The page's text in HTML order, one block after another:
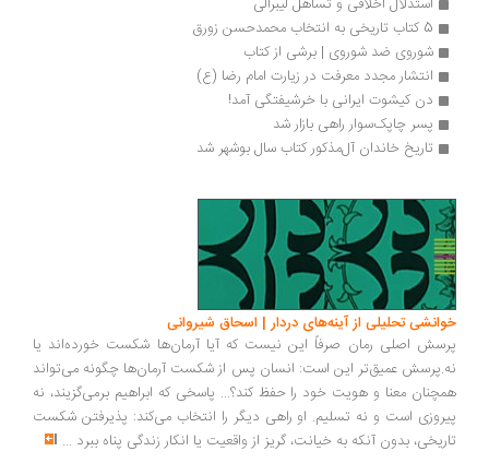
شوروی ضد شوروی | برشی از کتاب
انتشار مجدد معرفت در زیارت امام رضا (ع)
دن کیشوت ایرانی با خرشیفتگی آمد!
پسر چاپک‌سوار راهی بازار شد
تاریخ خاندان آل‌مذکور کتاب سال بوشهر شد
تحلیلی از آینه‌های دردار | اسحاق شیروانی
اصلی رمان صرفاً این نیست که آیا آرمان‌ها شکست خورده‌اند یا
عمیق‌تر این است: انسان پس از شکست آرمان‌ها چگونه می‌تواند
معنا و هویت خود را حفظ کند؟... پاسخی که ابراهیم برمی‌گزیند، نه
است و نه تسلیم. او راهی دیگر را انتخاب می‌کند: پذیرفتن شکست
بدون آنکه به خیانت، گریز از واقعیت یا انکار زندگی پناه ببرد...